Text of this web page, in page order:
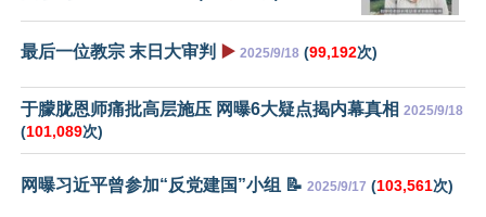
最后一位教宗 末日大审判 ▶️ 2025/9/18 (99,192次)
于朦胧恩师痛批高层施压 网曝6大疑点揭内幕真相 2025/9/18
(101,089次)
网曝习近平曾参加“反党建国”小组 📝 2025/9/17 (103,561次)